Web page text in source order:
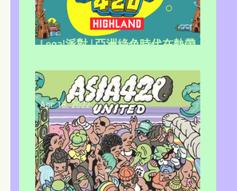
Legal派對 | 亞洲綠色時代在熱帶
Apr 18, 2022